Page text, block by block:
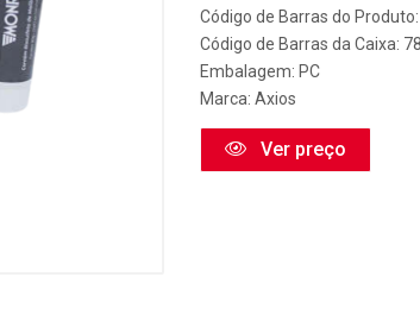
Código de Barras do
Código de Barras da Caixa:
Embalagem: PC
Marca: Axios
Ver preço